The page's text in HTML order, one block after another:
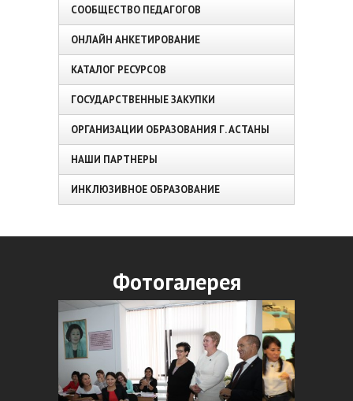
СООБЩЕСТВО ПЕДАГОГОВ
ОНЛАЙН АНКЕТИРОВАНИЕ
КАТАЛОГ РЕСУРСОВ
ГОСУДАРСТВЕННЫЕ ЗАКУПКИ
ОРГАНИЗАЦИИ ОБРАЗОВАНИЯ Г. АСТАНЫ
НАШИ ПАРТНЕРЫ
ИНКЛЮЗИВНОЕ ОБРАЗОВАНИЕ
Фотогалерея